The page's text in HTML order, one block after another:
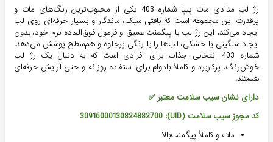
رژ لب مدادی مات پیپا شماره 403 یکی از محبوب‌ترین رنگ‌های مات و
پرقدرت این مجموعه است که بافتی سبک،‌ ماندگار و بسیار حرفه‌ای روی لب
ایجاد می‌کند. این رژ لب با پیگمنت عمیق و فرمول فوق‌العاده نرم خود، بدون
ایجاد سنگینی یا خشکی، لب‌ها را با رنگی پرجلوه و هم‌سطح پوشش می‌دهد.
شماره 403 انتخابی جذاب برای افرادی است که به دنبال یک رژ لب
خوش‌رنگ، پرکاربرد و کاملاً بادوام برای استفاده روزانه و حتی آرایش حرفه‌ای
هستند.
دارای نشان سیب سلامت معتبر ✅
کد مجوز سیب سلامت (UID): 30916000130824882700
مات و کاملاً پیگمنت‌بالا